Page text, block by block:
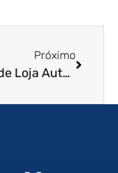
Próximo
Porta de Loja Automatica em Nova Odessa – SP